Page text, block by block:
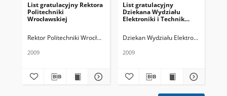
List gratulacyjny Rektora
Politechniki
Wrocławskiej
Rektor Politechniki Wrocławskiej
2009
List gratulacyjny
Dziekana Wydziału
Elektroniki i Technik
Warszawskiej
Dziekan Wydziału Elektroniki i
2009